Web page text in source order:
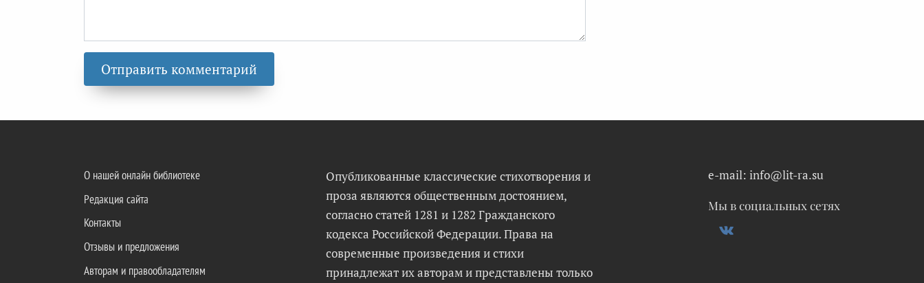
О нашей онлайн библиотеке
Редакция сайта
Контакты
Отзывы и предложения
Авторам и правообладателям
Опубликованные классические стихотворения и
проза являются общественным достоянием,
согласно статей 1281 и 1282 Гражданского
кодекса Российской Федерации. Права на
современные произведения и стихи
принадлежат их авторам и представлены только
e-mail: info@lit-ra.su
Мы в социальных сетях